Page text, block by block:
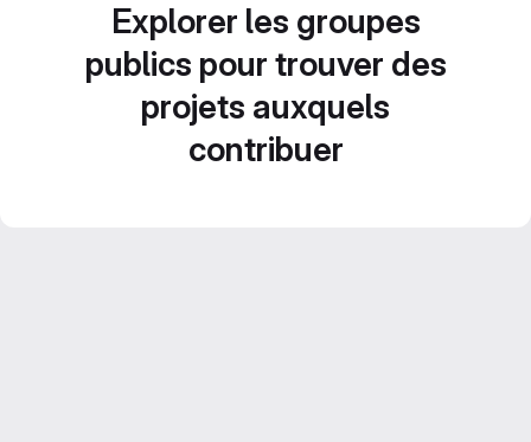
Explorer les groupes
publics pour trouver des
projets auxquels
contribuer